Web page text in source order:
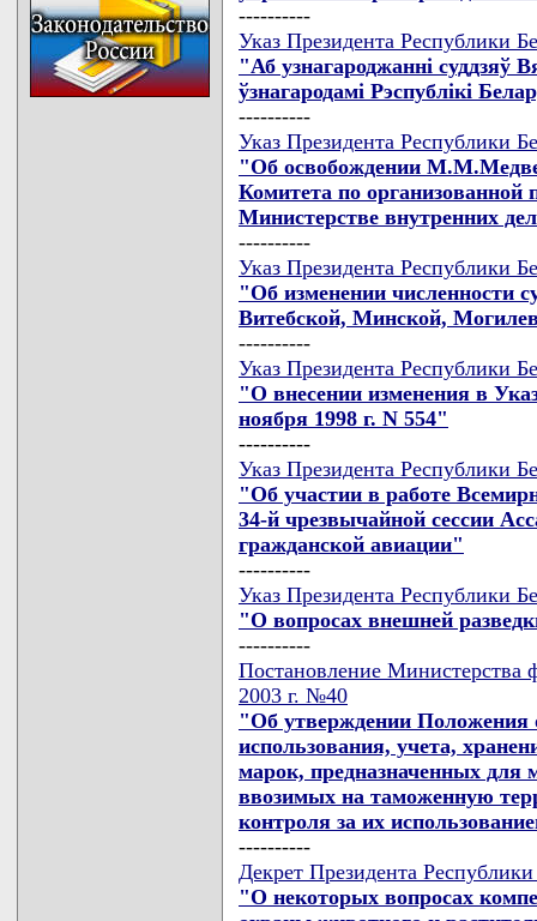
----------
Указ Президента Республики
"Аб узнагароджаннi суддзяў
ўзнагародамi Рэспублiкi
----------
Указ Президента Республики
"Об освобождении
Комитета по организованной
Министерстве внутренних
----------
Указ Президента Республики
"Об изменении численности
Витебской, Минской,
----------
Указ Президента Республики
"О внесении изменения в
ноября 1998 г. N 554"
----------
Указ Президента Республики
"Об участии в работе
34-й чрезвычайной сессии
гражданской авиации"
----------
Указ Президента Республики
"О вопросах внешней
----------
Постановление Министерства
2003 г. №40
"Об утверждении Положения
использования, учета,
марок, предназначенных для
ввозимых на таможенную
контроля за их
----------
Декрет Президента
"О некоторых вопросах